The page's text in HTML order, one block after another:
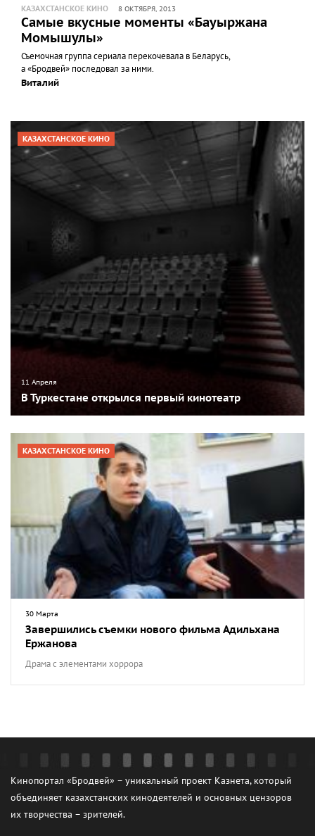
КАЗАХСТАНСКОЕ КИНО 8 ОКТЯБРЯ, 2013
Самые вкусные моменты «Бауыржана
Момышулы»
Съемочная группа сериала перекочевала в Беларусь,
а «Бродвей» последовал за ними.
Виталий
КАЗАХСТАНСКОЕ КИНО
11 Апреля
В Туркестане открылся первый кинотеатр
КАЗАХСТАНСКОЕ КИНО
30 Марта
Завершились съемки нового фильма Адильхана
Ержанова
Драма с элементами хоррора
Кинопортал «Бродвей» – уникальный проект Казнета, который
объединяет казахстанских кинодеятелей и основных цензоров
их творчества – зрителей.